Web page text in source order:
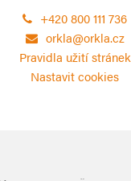
+420 800 111 736
orkla@orkla.cz
Pravidla užití stránek
Nastavit cookies